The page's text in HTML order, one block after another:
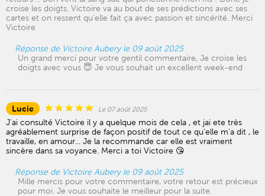
croise les doigts. Victoire va au bout de ses prédictions avec ses
cartes et on ressent qu’elle fait ça avec passion et sincérité. Merci
Victoire
Réponse de Victoire Aubery le 09 août 2025
Un grand merci pour votre gentil commentaire, Je croise les
doigts avec vous 😇 Je vous souhait un excellent week-end
Lucie Le 07 août 2025
J'ai consulté Victoire il y a quelque mois de cela , et jai ete très
agréablement surprise de façon positif de tout ce qu'elle m'a dit , le
travaille, en amour... Je la recommande car elle est vraiment
sincère dans sa voyance. Merci a toi Victoire 😘
Réponse de Victoire Aubery le 09 août 2025
Mille mercis pour votre commentaire, votre retour est précieux
pour moi. Je vous souhaite le meilleur pour la suite.